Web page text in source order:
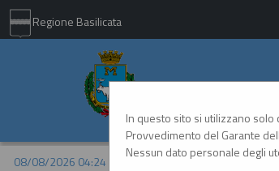
Regione Basilicata
Comune di
08/08/2026 04:24
In questo sito si utilizzano
Provvedimento del Garante
Nessun dato personale degli